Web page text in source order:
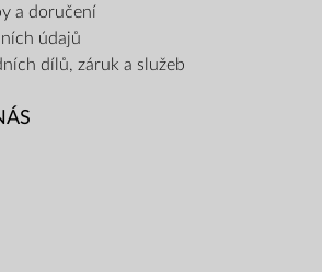
a doručení
údajů
dílů, záruk a služeb